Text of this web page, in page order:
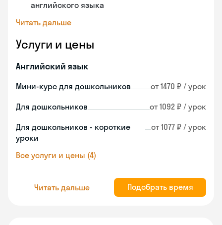
английского языка
Читать дальше
Услуги и цены
Английский язык
Мини-курс для дошкольников от 1470 ₽ / урок
Для дошкольников от 1092 ₽ / урок
Для дошкольников - короткие
уроки
от 1077 ₽ / урок
Все услуги и цены (4)
Читать дальше Подобрать время